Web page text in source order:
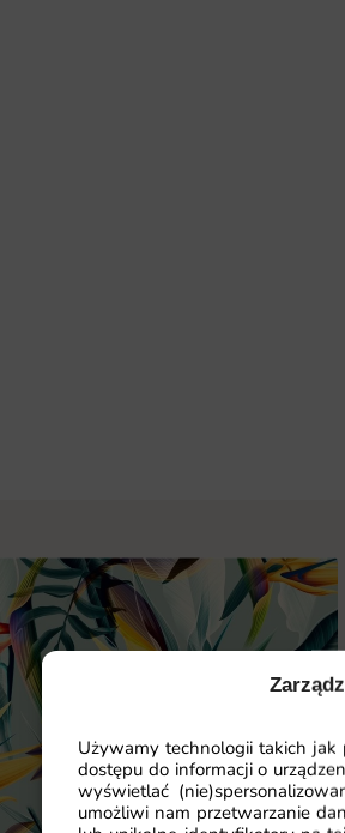
Używamy technologii takich
dostępu do informacji o
wyświetlać
umożliwi nam przetwarzanie